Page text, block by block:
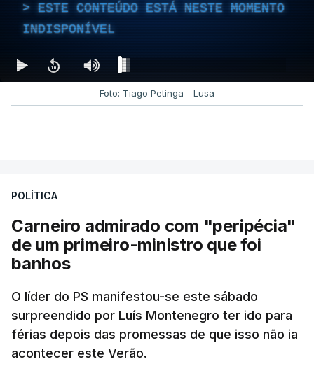
ESTE CONTEÚDO ESTÁ NESTE MOMENTO
INDISPONÍVEL
Foto: Tiago Petinga - Lusa
POLÍTICA
Carneiro admirado com "peripécia"
de um primeiro-ministro que foi
banhos
O líder do PS manifestou-se este sábado
surpreendido por Luís Montenegro ter ido para
férias depois das promessas de que isso não ia
acontecer este Verão.